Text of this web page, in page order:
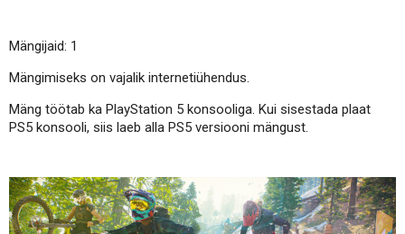
Mängijaid: 1
Mängimiseks on vajalik internetiühendus.
Mäng töötab ka PlayStation 5 konsooliga. Kui sisestada plaat
PS5 konsooli, siis laeb alla PS5 versiooni mängust.